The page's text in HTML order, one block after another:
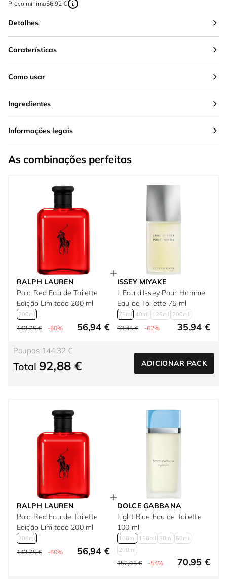
Preço mínimo56,92 €
Detalhes
Caraterísticas
Como usar
Ingredientes
Informações legais
As combinações perfeitas
RALPH LAUREN
Polo Red Eau de Toilette
Edição Limitada 200 ml
200ml
143,75 € -60% 56,94 €
ISSEY MIYAKE
L'Eau d'Issey Pour Homme
Eau de Toilette 75 ml
75ml 40ml 125ml 200ml
93,45 € -62% 35,94 €
Poupas 144,32 €
Total 92,88 € ADICIONAR PACK
RALPH LAUREN
Polo Red Eau de Toilette
Edição Limitada 200 ml
200ml
143,75 € -60% 56,94 €
DOLCE GABBANA
Light Blue Eau de Toilette
100 ml
100ml 150ml 30ml 50ml
200ml
152,95 € -54% 70,95 €